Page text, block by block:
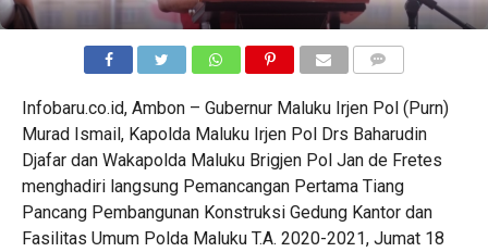
Infobaru.co.id, Ambon – Gubernur Maluku Irjen Pol (Purn)
Murad Ismail, Kapolda Maluku Irjen Pol Drs Baharudin
Djafar dan Wakapolda Maluku Brigjen Pol Jan de Fretes
menghadiri langsung Pemancangan Pertama Tiang
Pancang Pembangunan Konstruksi Gedung Kantor dan
Fasilitas Umum Polda Maluku T.A. 2020-2021, Jumat 18